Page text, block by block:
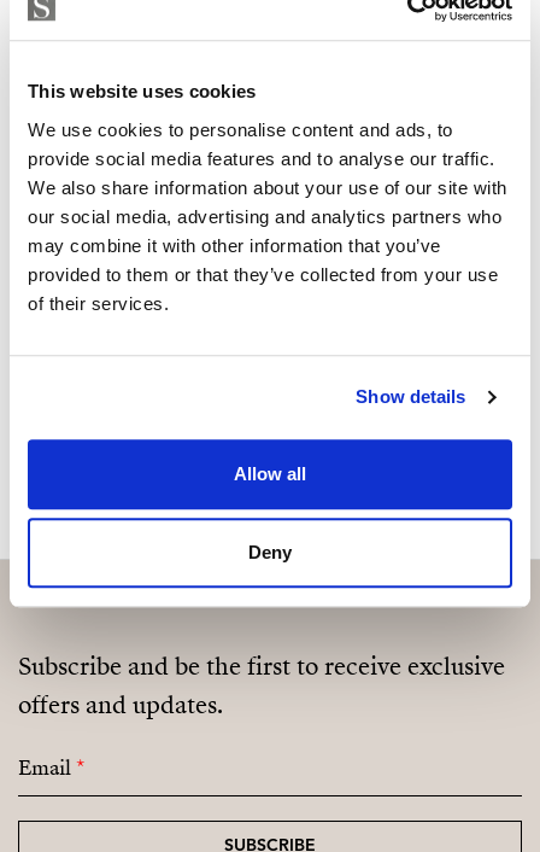
This website uses cookies
We use cookies to personalise content and ads, to
provide social media features and to analyse our traffic.
We also share information about your use of our site with
our social media, advertising and analytics partners who
may combine it with other information that you’ve
provided to them or that they’ve collected from your use
of their services.
Show details
Allow all
Deny
Independent Property Advisor
+34 642 154 833
¿Está interesado en esta
propiedad?
Please, contact me or fill your information and
we will contact you with the language you
viewings by Whats App free of charge.
Subscribe and be the first to receive exclusive
offers and updates.
Email*
SUBSCRIBE